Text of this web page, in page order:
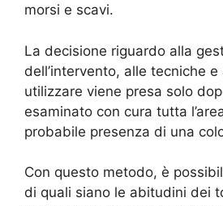
morsi e scavi.
La decisione riguardo alla
dell’intervento, alle tecniche
utilizzare viene presa solo
esaminato con cura tutta
probabile presenza di una
Con questo metodo, è
di quali siano le abitudini dei